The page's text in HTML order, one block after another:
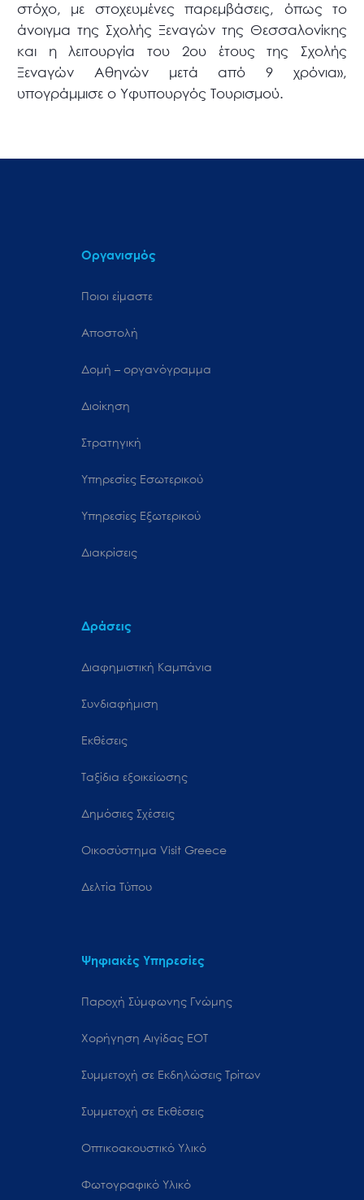
στόχο, με στοχευμένες παρεμβάσεις, όπως το
άνοιγμα της Σχολής Ξεναγών της Θεσσαλονίκης
και η λειτουργία του 2ου έτους της Σχολής
Ξεναγών Αθηνών μετά από 9 χρόνια»,
υπογράμμισε ο Υφυπουργός Τουρισμού.
Οργανισμός
Ποιοι είμαστε
Αποστολή
Δομή – οργανόγραμμα
Διοίκηση
Στρατηγική
Υπηρεσίες Εσωτερικού
Υπηρεσίες Εξωτερικού
Διακρίσεις
Δράσεις
Διαφημιστική Καμπάνια
Συνδιαφήμιση
Εκθέσεις
Ταξίδια εξοικείωσης
Δημόσιες Σχέσεις
Oικοσύστημα Visit Greece
Δελτία Τύπου
Ψηφιακές Υπηρεσίες
Παροχή Σύμφωνης Γνώμης
Χορήγηση Αιγίδας ΕΟΤ
Συμμετοχή σε Εκδηλώσεις Τρίτων
Συμμετοχή σε Εκθέσεις
Οπτικοακουστικό Υλικό
Φωτογραφικό Υλικό